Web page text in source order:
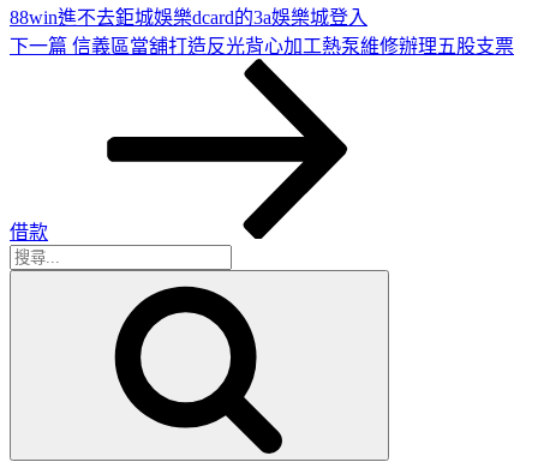
88win進不去鉅城娛樂dcard的3a娛樂城登入
下
下一篇 信義區當舖打造反光背心加工熱泵維修辦理五股支票
借款
搜